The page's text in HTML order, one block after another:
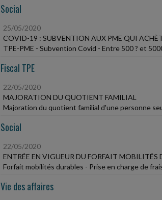
Social
25/05/2020
COVID-19 : SUBVENTION AUX PME QUI
TPE-PME - Subvention Covid - Entre 500 ? et
Fiscal TPE
22/05/2020
MAJORATION DU QUOTIENT FAMILIAL
Majoration du quotient familial d'une personne
Social
22/05/2020
ENTRÉE EN VIGUEUR DU FORFAIT MOBILITÉS
Forfait mobilités durables - Prise en charge de
Vie des affaires